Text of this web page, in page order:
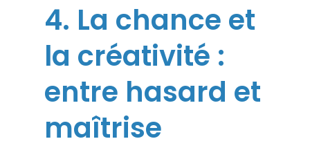
4. La chance et
la créativité :
entre hasard et
maîtrise